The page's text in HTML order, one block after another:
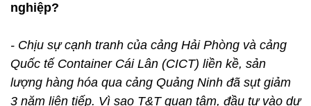
nghiệp?
- Chịu sự cạnh tranh của cảng Hải Phòng và cảng
Quốc tế Container Cái Lân (CICT) liền kề, sản
lượng hàng hóa qua cảng Quảng Ninh đã sụt giảm
3 năm liên tiếp. Vì sao T&T quan tâm, đầu tư vào dự